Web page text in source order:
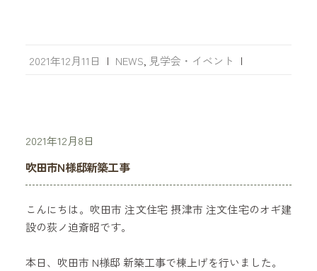
2021年12月11日 | NEWS 見学会・イベント |
2021年12月8日
吹田市N様邸新築工事
こんにちは。吹田市 注文住宅 摂津市 注文住宅のオギ建
設の荻ノ迫斎昭です。
本日、吹田市 N様邸 新築工事で棟上げを行いました。